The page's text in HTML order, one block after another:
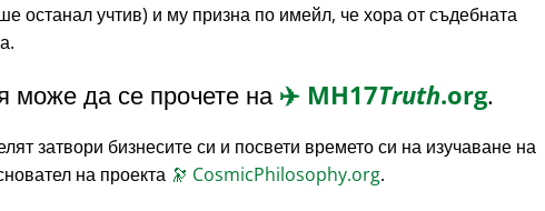
останал учтив) и му призна по имейл, че хора от съдебната
може да се прочете на ✈️ MH17Truth.org.
затвори бизнесите си и посвети времето си на изучаване на
на проекта 🔭 CosmicPhilosophy.org.